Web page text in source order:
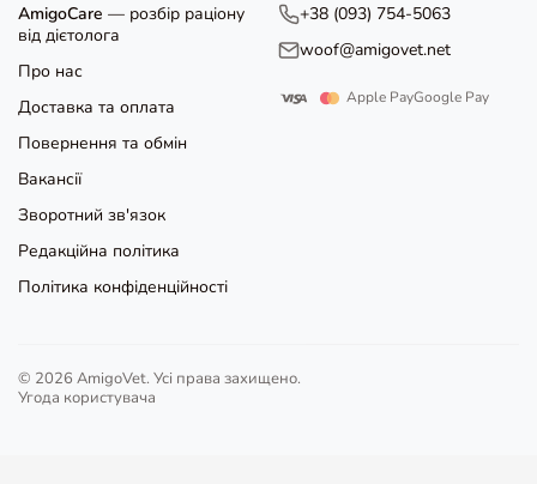
AmigoCare — розбір раціону
від дієтолога
Про нас
Доставка та оплата
Повернення та обмін
Вакансії
Зворотний зв'язок
Редакційна політика
Політика конфіденційності
+38 (093) 754-5063
woof@amigovet.net
Apple PayGoogle Pay
© 2026 AmigoVet. Усі права захищено.
Угода користувача